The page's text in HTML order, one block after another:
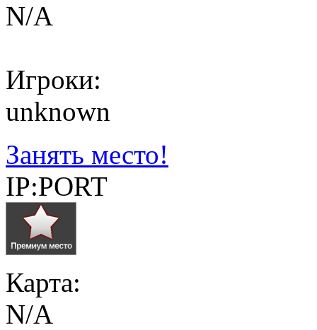
N/A
Игроки:
unknown
Занять место!
IP:PORT
Карта:
N/A